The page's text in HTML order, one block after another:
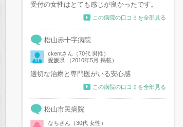
受付の女性はとても感じが良かったです。
この病院の口コミを全部見る
松山赤十字病院
ckentさん（70代 男性）
愛媛県 （2010年5月 掲載）
適切な治療と専門医がいる安心感
この病院の口コミを全部見る
松山市民病院
なちさん（30代 女性）